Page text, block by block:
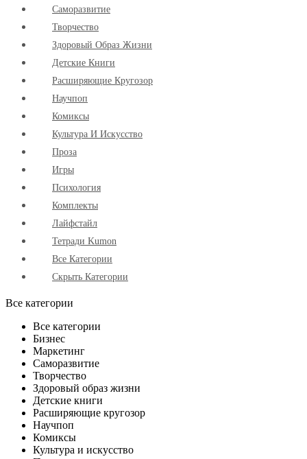
Cаморазвитие
Творчество
Здоровый Образ Жизни
Детские Книги
Расширяющие Кругозор
Научпоп
Комиксы
Культура И Искусство
Проза
Игры
Психология
Комплекты
Лайфстайл
Тетради Kumon
Все Категории
Скрыть Категории
Все категории
Все категории
Бизнес
Маркетинг
Саморазвитие
Творчество
Здоровый образ жизни
Детские книги
Расширяющие кругозор
Научпоп
Комиксы
Культура и искусство